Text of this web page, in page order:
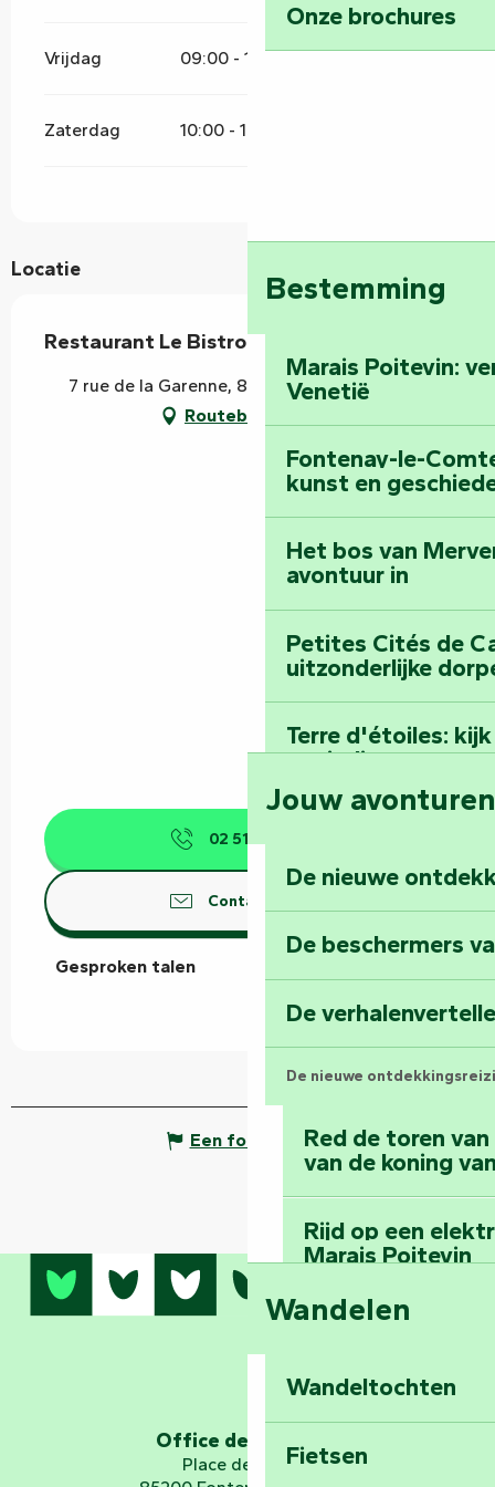
Onze brochures
Bestemming
Marais Poitevin:
Venetië
Fontenay-le-
kunst en
Het bos van
avontuur in
Petites Cités de
uitzonderlijke
Terre d'étoiles:
oneindige
Jouw avonturen
De nieuwe
De beschermers
De
De nieuwe
Red de toren
van de koning
Rijd op een
Marais Poitevin
Bedwing de
Ga op
Wandelen
Wandeltochten
Fietsen
Vrijdag 09:00 - 15:00
Zaterdag 10:00 - 15:00
Locatie
Restaurant Le Bistrot du Marché
7 rue de la Garenne, 85120 La Châtaigneraie
Routebeschrijving
02 51 52 99
Contacteer ons
Gesproken talen
Gesproken talen
Een fout melden
Office de tourisme
Place de Verdun